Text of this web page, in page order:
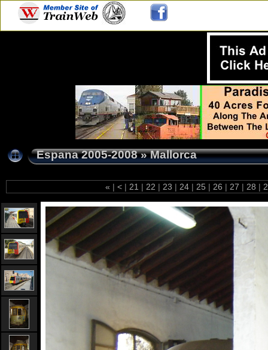
Espana 2005-2008»Mallorca
« | < | 21 | 22 | 23 | 24 | 25 | 26 | 27 | 28 |